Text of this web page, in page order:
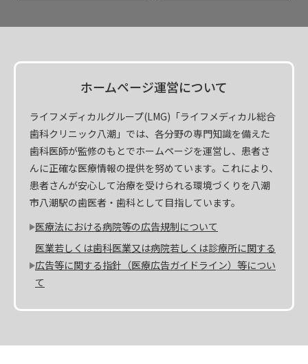
ホームページ運営について
ライフメディカルグループ(LMG)「ライフメディカル総合
歯科クリニック八潮」では、各分野の専門知識を備えた
歯科医師が監修のもとでホームページを運営し、患者さ
んに正確な医療情報の提供を努めています。これにより、
患者さんが安心して治療を受けられる環境づくりを八潮
市八潮駅の歯医者・歯科として目指しています。
医療法における病院等の広告規制について
医業若しくは歯科医業又は病院若しくは診療所に関する
広告等に関する指針（医療広告ガイドライン）等につい
て